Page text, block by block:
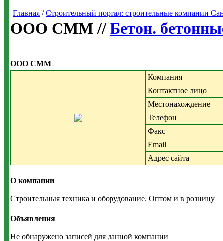
Главная /Строительный портал: строительные компании
OOO CMM // Бетон.
OOO CMM
Компания
Контактное лицо
Местонахождение
Телефон
Факс
Email
Адрес сайта
О компании
Строительныя техника и оборудование. Оптом и в розницу
Объявления
Не обнаружено записей для данной компании